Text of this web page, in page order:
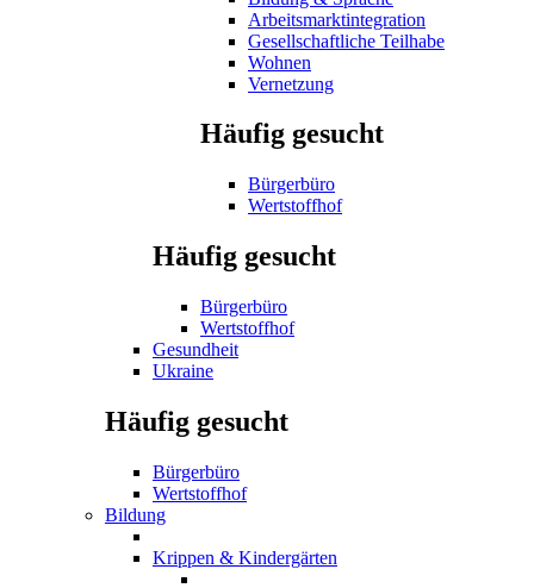
Arbeitsmarktintegration
Gesellschaftliche Teilhabe
Wohnen
Vernetzung
Häufig gesucht
Bürgerbüro
Wertstoffhof
Häufig gesucht
Bürgerbüro
Wertstoffhof
Gesundheit
Ukraine
Häufig gesucht
Bürgerbüro
Wertstoffhof
Bildung
Krippen & Kindergärten